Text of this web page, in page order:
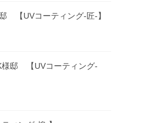
【UVコーティング-匠-】
邸 【UVコーティング-